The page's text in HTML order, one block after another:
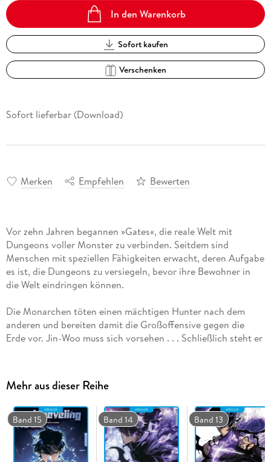
In den Warenkorb
Sofort kaufen
Verschenken
Sofort lieferbar (Download)
Merken Empfehlen Bewerten
Vor zehn Jahren begannen »Gates«, die reale Welt mit
Dungeons voller Monster zu verbinden. Seitdem sind
Menschen mit speziellen Fähigkeiten erwacht, deren Aufgabe
es ist, die Dungeons zu versiegeln, bevor ihre Bewohner in
Die Monarchen töten einen mächtigen Hunter nach dem
anderen und bereiten damit die Großoffensive gegen die
Erde vor. Jin-Woo muss sich vorsehen . . . Schließlich steht er
Mehr aus dieser Reihe
Band 15 Band 14 Band 13